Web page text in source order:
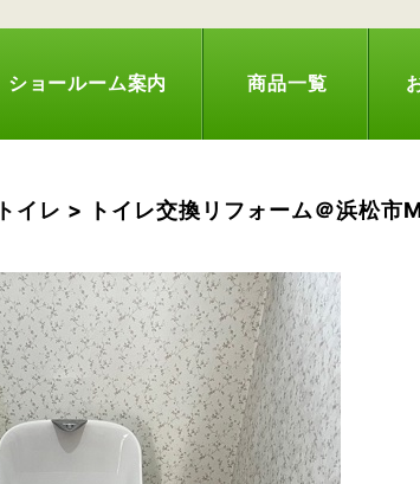
ショールーム案内 商品一覧
トイレ > トイレ交換リフォーム＠浜松市